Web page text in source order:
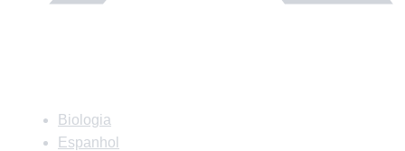
Biologia
Espanhol